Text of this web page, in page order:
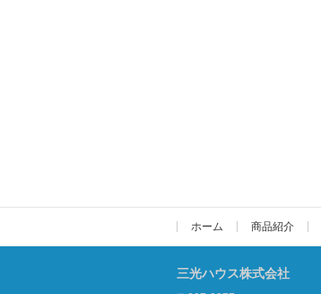
ホーム 商品紹介
三光ハウス株式会社